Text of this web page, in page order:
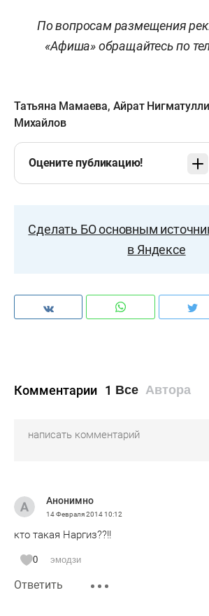
По вопросам размещения
«Афиша» обращайтесь по
Татьяна Мамаева, Айрат
Михайлов
Оцените публикацию!
Сделать БО основным
в Яндексе
Комментарии 1 Все Автора
Анонимно
14 Февраля 201410:12
кто такая Наргиз??!!
0 эмодзи
Ответить